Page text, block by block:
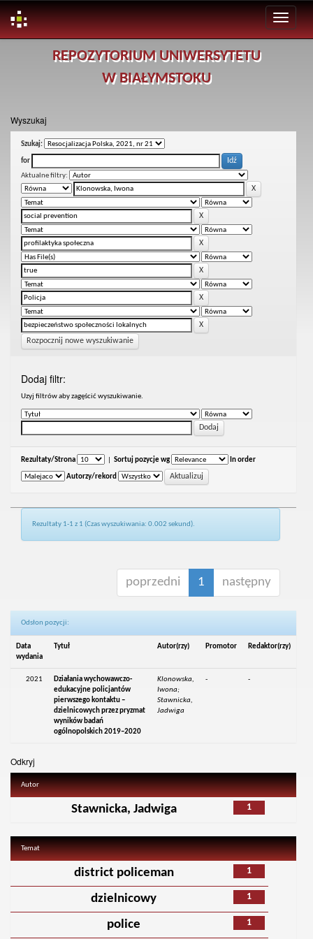
REPOZYTORIUM UNIWERSYTETU
W BIAŁYMSTOKU
Wyszukaj
Szukaj:
for
Aktualne filtry:
Rozpocznij nowe wyszukiwanie
Dodaj filtr:
Uzyj filtrów aby zagęścić wyszukiwanie.
Rezultaty/Strona Sortuj pozycje wg In order
Autorzy/rekord
Rezultaty 1-1 z 1 (Czas wyszukiwania: 0.002 sekund).
poprzedni 1 następny
Odsłon pozycji:
Data
wydania
Tytuł Autor(rzy) Promotor Redaktor(rzy)
2021
Działania wychowawczo-
edukacyjne policjantów
pierwszego kontaktu –
dzielnicowych przez pryzmat
wyników badań
ogólnopolskich 2019–2020
Klonowska,
Iwona;
Stawnicka,
Jadwiga
- -
Odkryj
Autor
1
Stawnicka, Jadwiga
Temat
1
district policeman
1
dzielnicowy
1
police